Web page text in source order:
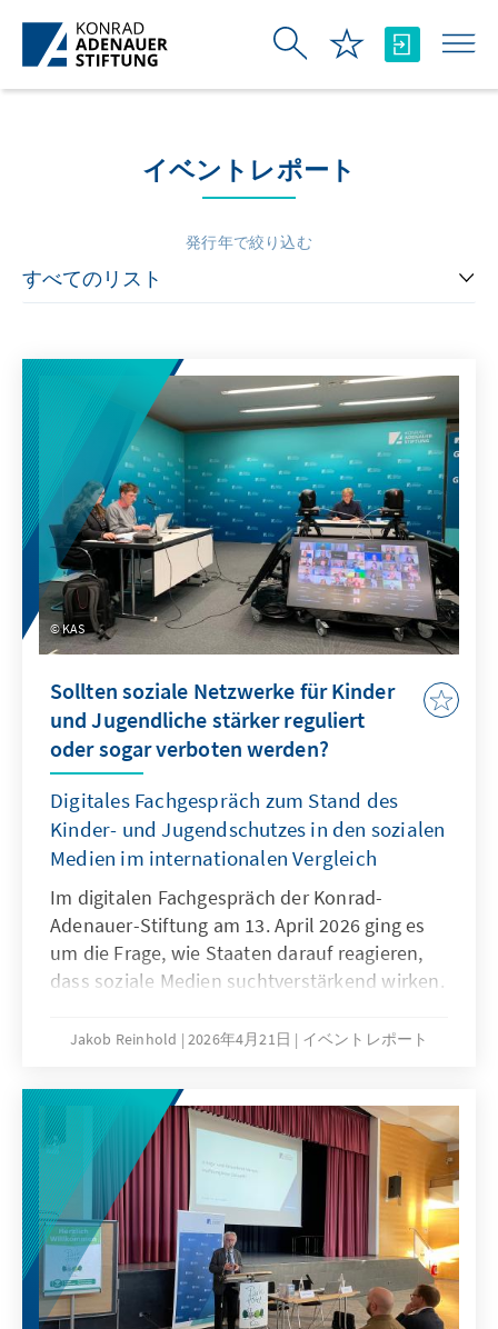
メインコンテンツにスキップ
イベントレポート
発行年で絞り込む
KAS
Sollten soziale Netzwerke für Kinder
und Jugendliche stärker reguliert
oder sogar verboten werden?
Digitales Fachgespräch zum Stand des
Kinder- und Jugendschutzes in den sozialen
Medien im internationalen Vergleich
Im digitalen Fachgespräch der Konrad-
Adenauer-Stiftung am 13. April 2026 ging es
um die Frage, wie Staaten darauf reagieren,
dass soziale Medien suchtverstärkend wirken.
aus Bundes- und Länderparlamenten, aus
Universitätsklinik Hamburg-Eppendorf,
Mediensuchberatungsstellen) und dem
Bereich der Medienpädagogik diskutierten
über die derzeitigen politischen Ideen zur
Regulierung der sozialen Plattformen im
Internet.
Jakob Reinhold 2026年4月21日 イベントレポート